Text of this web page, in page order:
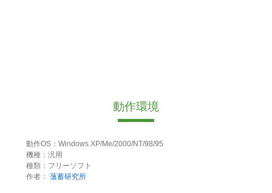
動作環境
動作OS：Windows XP/Me/2000/NT/98/95
機種：汎用
種類：フリーソフト
作者： 薀蓄研究所